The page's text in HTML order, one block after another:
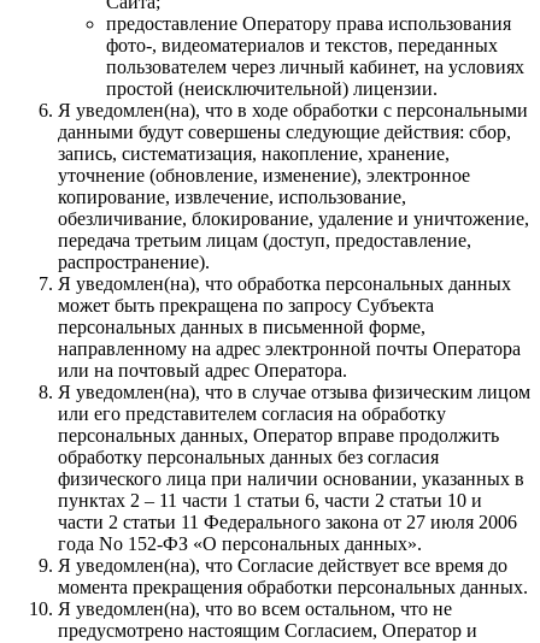
предоставление Оператору права использования
фото-, видеоматериалов и текстов, переданных
пользователем через личный кабинет, на условиях
простой (неисключительной) лицензии.
Я уведомлен(на), что в ходе обработки с персональными
данными будут совершены следующие действия: сбор,
запись, систематизация, накопление, хранение,
уточнение (обновление, изменение), электронное
копирование, извлечение, использование,
обезличивание, блокирование, удаление и уничтожение,
передача третьим лицам (доступ, предоставление,
распространение).
Я уведомлен(на), что обработка персональных данных
может быть прекращена по запросу Субъекта
персональных данных в письменной форме,
направленному на адрес электронной почты Оператора
или на почтовый адрес Оператора.
Я уведомлен(на), что в случае отзыва физическим лицом
или его представителем согласия на обработку
персональных данных, Оператор вправе продолжить
обработку персональных данных без согласия
физического лица при наличии основании, указанных в
пунктах 2 – 11 части 1 статьи 6, части 2 статьи 10 и
части 2 статьи 11 Федерального закона от 27 июля 2006
года No 152-ФЗ «О персональных данных».
Я уведомлен(на), что Согласие действует все время до
момента прекращения обработки персональных данных.
Я уведомлен(на), что во всем остальном, что не
предусмотрено настоящим Согласием, Оператор и